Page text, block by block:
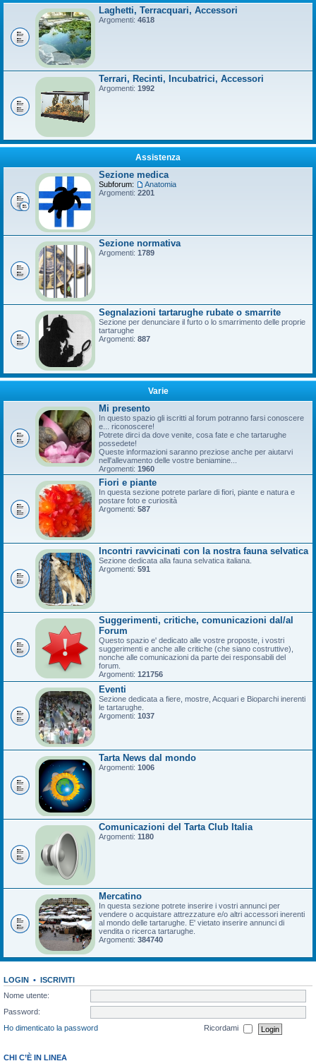
Laghetti, Terracquari, Accessori
Argomenti: 4618
Terrari, Recinti, Incubatrici, Accessori
Argomenti: 1992
Assistenza
Sezione medica
Subforum:
Anatomia
Argomenti: 2201
Sezione normativa
Argomenti: 1789
Segnalazioni tartarughe rubate o smarrite
Sezione per denunciare il furto o lo smarrimento delle proprie
tartarughe
Argomenti: 887
Varie
Mi presento
In questo spazio gli iscritti al forum potranno farsi conoscere
e... riconoscere!
Potrete dirci da dove venite, cosa fate e che tartarughe
possedete!
Queste informazioni saranno preziose anche per aiutarvi
nell'allevamento delle vostre beniamine...
Argomenti: 1960
Fiori e piante
In questa sezione potrete parlare di fiori, piante e natura e
postare foto e curiosità
Argomenti: 587
Incontri ravvicinati con la nostra fauna selvatica
Sezione dedicata alla fauna selvatica italiana.
Argomenti: 591
Suggerimenti, critiche, comunicazioni dal/al
Forum
Questo spazio e' dedicato alle vostre proposte, i vostri
suggerimenti e anche alle critiche (che siano costruttive),
nonche alle comunicazioni da parte dei responsabili del
forum.
Argomenti: 121756
Eventi
Sezione dedicata a fiere, mostre, Acquari e Bioparchi inerenti
le tartarughe.
Argomenti: 1037
Tarta News dal mondo
Argomenti: 1006
Comunicazioni del Tarta Club Italia
Argomenti: 1180
Mercatino
In questa sezione potrete inserire i vostri annunci per
vendere o acquistare attrezzature e/o altri accessori inerenti
al mondo delle tartarughe. E' vietato inserire annunci di
vendita o ricerca tartarughe.
Argomenti: 384740
LOGIN • ISCRIVITI
Nome utente:
Password:
Ho dimenticato la password
Ricordami
CHI C’È IN LINEA